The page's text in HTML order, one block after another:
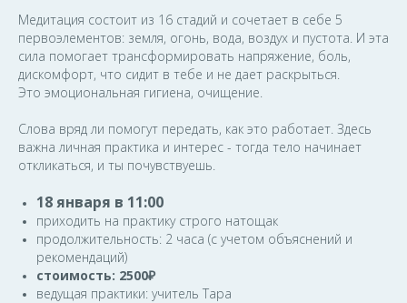
Медитация состоит из 16 стадий и сочетает в себе 5
первоэлементов: земля, огонь, вода, воздух и пустота. И эта
сила помогает трансформировать напряжение, боль,
дискомфорт, что сидит в тебе и не дает раскрыться.
Это эмоциональная гигиена, очищение.
Слова вряд ли помогут передать, как это работает. Здесь
важна личная практика и интерес - тогда тело начинает
откликаться, и ты почувствуешь.
18 января в 11:00
приходить на практику строго натощак
продолжительность: 2 часа (с учетом объяснений и
рекомендаций)
стоимость: 2500₽
ведущая практики: учитель Тара